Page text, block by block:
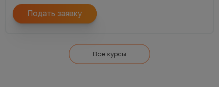
Подать заявку
Все курсы